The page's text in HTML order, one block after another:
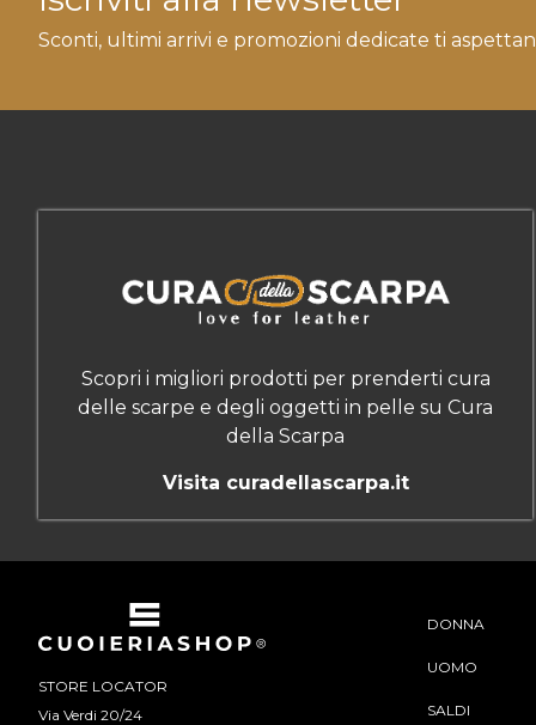
Sconti, ultimi arrivi e promozioni dedicate ti
Scopri i migliori prodotti per prenderti cura
delle scarpe e degli oggetti in pelle su Cura
della Scarpa
Visita curadellascarpa.it
STORE LOCATOR
Via Verdi 20/24
DONNA
UOMO
SALDI